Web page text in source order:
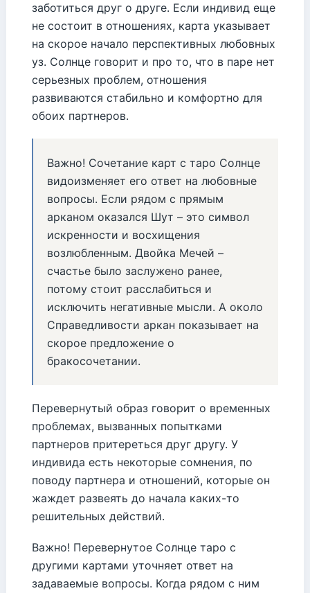
заботиться друг о друге. Если индивид еще
не состоит в отношениях, карта указывает
на скорое начало перспективных любовных
уз. Солнце говорит и про то, что в паре нет
серьезных проблем, отношения
развиваются стабильно и комфортно для
обоих партнеров.
Важно! Сочетание карт с таро Солнце
видоизменяет его ответ на любовные
вопросы. Если рядом с прямым
арканом оказался Шут – это символ
искренности и восхищения
возлюбленным. Двойка Мечей –
счастье было заслужено ранее,
потому стоит расслабиться и
исключить негативные мысли. А около
Справедливости аркан показывает на
скорое предложение о
бракосочетании.
Перевернутый образ говорит о временных
проблемах, вызванных попытками
партнеров притереться друг другу. У
индивида есть некоторые сомнения, по
поводу партнера и отношений, которые он
жаждет развеять до начала каких-то
решительных действий.
Важно! Перевернутое Солнце таро с
другими картами уточняет ответ на
задаваемые вопросы. Когда рядом с ним